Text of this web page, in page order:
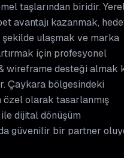
taşlarından biridir.
avantajı kazanmak,
ulaşmak ve marka
için profesyonel
wireframedesteği almak
Çaykara bölgesindeki
olarak tasarlanmış
dijital dönüşüm
güvenilir bir partner